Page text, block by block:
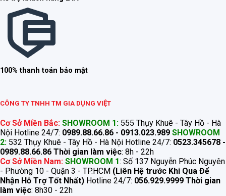
100% thanh toán bảo mật
CÔNG TY TNHH TM GIA DỤNG VIỆT
Cơ Sở Miền Bắc: SHOWROOM 1: 555 Thụy Khuê - Tây Hồ - Hà
Nội Hotline 24/7: 0989.88.66.86 - 0913.023.989 SHOWROOM
2: 532 Thụy Khuê - Tây Hồ - Hà Nội Hotline 24/7: 0523.345678 -
0989.88.66.86 Thời gian làm việc: 8h - 22h
Cơ Sở Miền Nam: SHOWROOM 1: Số 137 Nguyễn Phúc Nguyên
- Phường 10 - Quận 3 - TP.HCM (Liên Hệ trước Khi Qua Để
Nhận Hỗ Trợ Tốt Nhất) Hotline 24/7: 056.929.9999 Thời gian
làm việc: 8h30 - 22h